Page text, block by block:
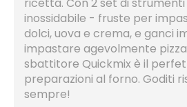
inossidabile - fruste per
dolci, uova e crema, e ganci
impastare agevolmente
sbattitore Quickmix è il
preparazioni al forno. Goditi
sempre!